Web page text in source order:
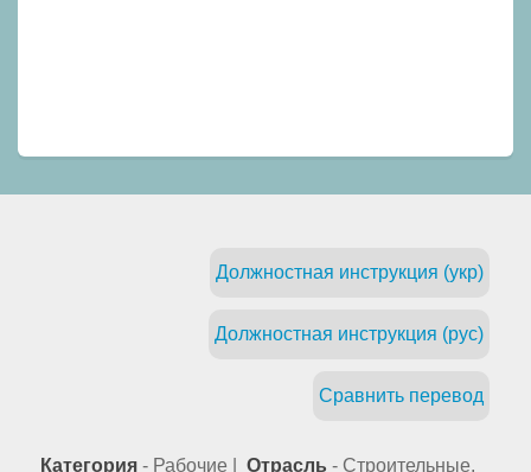
Должностная инструкция (укр)
Должностная инструкция (рус)
Сравнить перевод
Категория - Рабочие | Отрасль - Строительные,